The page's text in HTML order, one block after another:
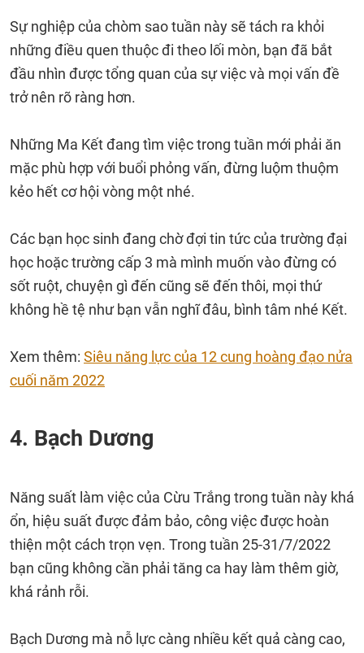
Sự nghiệp của chòm sao tuần này sẽ tách ra khỏi
những điều quen thuộc đi theo lối mòn, bạn đã bắt
đầu nhìn được tổng quan của sự việc và mọi vấn đề
trở nên rõ ràng hơn.
Những Ma Kết đang tìm việc trong tuần mới phải ăn
mặc phù hợp với buổi phỏng vấn, đừng luộm thuộm
kẻo hết cơ hội vòng một nhé.
Các bạn học sinh đang chờ đợi tin tức của trường đại
học hoặc trường cấp 3 mà mình muốn vào đừng có
sốt ruột, chuyện gì đến cũng sẽ đến thôi, mọi thứ
không hề tệ như bạn vẫn nghĩ đâu, bình tâm nhé Kết.
Xem thêm: Siêu năng lực của 12 cung hoàng đạo nửa
cuối năm 2022
4. Bạch Dương
Năng suất làm việc của Cừu Trắng trong tuần này khá
ổn, hiệu suất được đảm bảo, công việc được hoàn
thiện một cách trọn vẹn. Trong tuần 25-31/7/2022
bạn cũng không cần phải tăng ca hay làm thêm giờ,
khá rảnh rỗi.
Bạch Dương mà nỗ lực càng nhiều kết quả càng cao,